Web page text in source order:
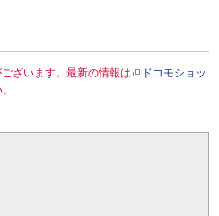
ざいます。最新の情報は
ドコモショッ